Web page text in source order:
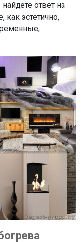
ответ на
как эстетично,